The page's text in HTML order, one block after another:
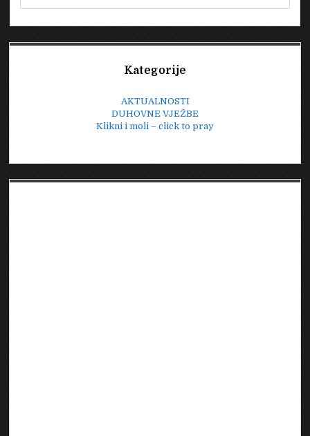
Kategorije
AKTUALNOSTI
DUHOVNE VJEŽBE
Klikni i moli – click to pray